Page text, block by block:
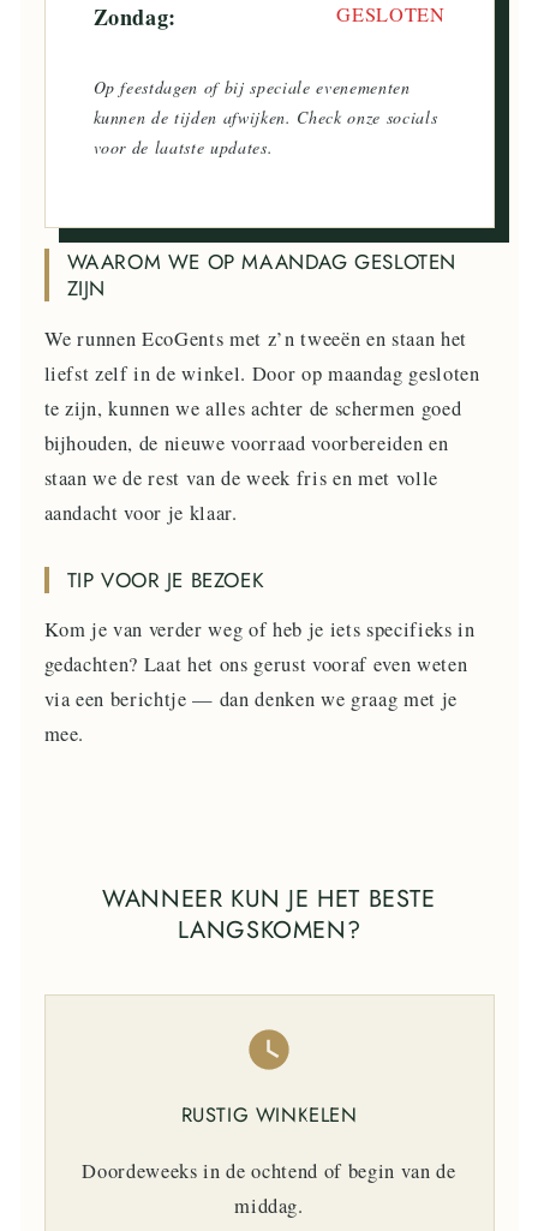
Zondag:
GESLOTEN
Op feestdagen of bij speciale evenementen
kunnen de tijden afwijken. Check onze socials
voor de laatste updates.
WAAROM WE OP MAANDAG GESLOTEN
ZIJN
We runnen EcoGents met z’n tweeën en staan het
liefst zelf in de winkel. Door op maandag gesloten
te zijn, kunnen we alles achter de schermen goed
bijhouden, de nieuwe voorraad voorbereiden en
staan we de rest van de week fris en met volle
aandacht voor je klaar.
TIP VOOR JE BEZOEK
Kom je van verder weg of heb je iets specifieks in
gedachten? Laat het ons gerust vooraf even weten
via een berichtje — dan denken we graag met je
mee.
WANNEER KUN JE HET BESTE
LANGSKOMEN?
RUSTIG WINKELEN
Doordeweeks in de ochtend of begin van de
middag.